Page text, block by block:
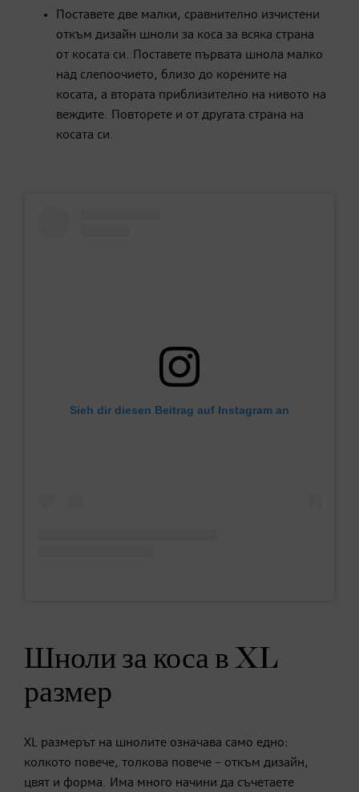
Поставете две малки, сравнително изчистени
откъм дизайн шноли за коса за всяка страна
от косата си. Поставете първата шнола малко
над слепоочието, близо до корените на
косата, а втората приблизително на нивото на
веждите. Повторете и от другата страна на
косата си.
Sieh dir diesen Beitrag auf Instagram an
Шноли за коса в XL
размер
XL размерът на шнолите означава само едно:
колкото повече, толкова повече – откъм дизайн,
цвят и форма. Има много начини да съчетаете